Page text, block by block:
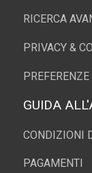
RICERCA
PRIVACY &
GUIDA
CONDIZIONI
PAGAMENTI